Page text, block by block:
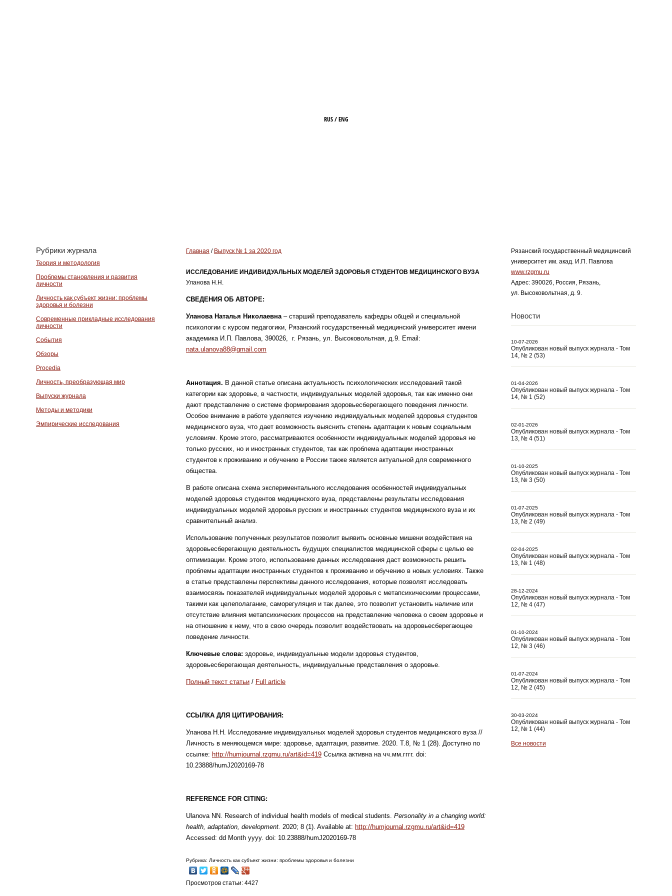
RUS/ENG
Рубрики журнала
Теория и методология
Проблемы становления и развития
личности
Личность как субъект жизни: проблемы
здоровья и болезни
Современные прикладные исследования
личности
События
Обзоры
Procedia
Личность, преобразующая мир
Выпуски журнала
Методы и методики
Эмпирические исследования
Главная / Выпуск № 1 за 2020 год
ИССЛЕДОВАНИЕ ИНДИВИДУАЛЬНЫХ МОДЕЛЕЙ ЗДОРОВЬЯ СТУДЕНТОВ МЕДИЦИНСКОГО ВУЗА
Уланова Н.Н.
СВЕДЕНИЯ ОБ АВТОРЕ:
Уланова Наталья Николаевна– старший преподаватель кафедры общей и специальной
психологии с курсом педагогики, Рязанский государственный медицинский университет имени
академика И.П. Павлова, 390026, г. Рязань, ул. Высоковольтная, д.9. Email:
nata.ulanova88@gmail.com
Аннотация. В данной статье описана актуальность психологических исследований такой
категории как здоровье, в частности, индивидуальных моделей здоровья, так как именно они
дают представление о системе формирования здоровьесберегающего поведения личности.
Особое внимание в работе уделяется изучению индивидуальных моделей здоровья студентов
медицинского вуза, что дает возможность выяснить степень адаптации к новым социальным
условиям. Кроме этого, рассматриваются особенности индивидуальных моделей здоровья не
только русских, но и иностранных студентов, так как проблема адаптации иностранных
студентов к проживанию и обучению в России также является актуальной для современного
общества.
В работе описана схема экспериментального исследования особенностей индивидуальных
моделей здоровья студентов медицинского вуза, представлены результаты исследования
индивидуальных моделей здоровья русских и иностранных студентов медицинского вуза и их
сравнительный анализ.
Использование полученных результатов позволит выявить основные мишени воздействия на
здоровьесберегающую деятельность будущих специалистов медицинской сферы с целью ее
оптимизации. Кроме этого, использование данных исследования даст возможность решить
проблемы адаптации иностранных студентов к проживанию и обучению в новых условиях. Также
в статье представлены перспективы данного исследования, которые позволят исследовать
взаимосвязь показателей индивидуальных моделей здоровья с метапсихическими процессами,
такими как целеполагание, саморегуляция и так далее, это позволит установить наличие или
отсутствие влияния метапсихических процессов на представление человека о своем здоровье и
на отношение к нему, что в свою очередь позволит воздействовать на здоровьесберегающее
поведение личности.
Ключевые слова: здоровье, индивидуальные модели здоровья студентов,
здоровьесберегающая деятельность, индивидуальные представления о здоровье.
Полный текст статьи / Full article
ССЫЛКА ДЛЯ ЦИТИРОВАНИЯ:
Уланова Н.Н. Исследование индивидуальных моделей здоровья студентов медицинского вуза //
Личность в меняющемся мире: здоровье, адаптация, развитие. 2020. Т.8, № 1 (28). Доступно по
ссылке: http://humjournal.rzgmu.ru/art&id=419 Ссылка активна на чч.мм.гггг. doi:
10.23888/humJ2020169-78
REFERENCE FOR CITING:
Ulanova NN. Research of individual health models of medical students. Personality in a changing world:
health, adaptation, development. 2020; 8 (1). Available at: http://humjournal.rzgmu.ru/art&id=419
Accessed: dd Month yyyy. doi: 10.23888/humJ2020169-78
Рубрика: Личность как субъект жизни: проблемы здоровья и болезни
Просмотров статьи: 4427
Рязанский государственный медицинский
университет им. акад. И.П. Павлова
www.rzgmu.ru
Адрес: 390026, Россия, Рязань,
ул. Высоковольтная, д. 9.
Новости
10-07-2026
Опубликован новый выпуск журнала - Том
14, № 2 (53)
01-04-2026
Опубликован новый выпуск журнала - Том
14, № 1 (52)
02-01-2026
Опубликован новый выпуск журнала - Том
13, № 4 (51)
01-10-2025
Опубликован новый выпуск журнала - Том
13, № 3 (50)
01-07-2025
Опубликован новый выпуск журнала - Том
13, № 2 (49)
02-04-2025
Опубликован новый выпуск журнала - Том
13, № 1 (48)
28-12-2024
Опубликован новый выпуск журнала - Том
12, № 4 (47)
01-10-2024
Опубликован новый выпуск журнала - Том
12, № 3 (46)
01-07-2024
Опубликован новый выпуск журнала - Том
12, № 2 (45)
30-03-2024
Опубликован новый выпуск журнала - Том
12, № 1 (44)
Все новости